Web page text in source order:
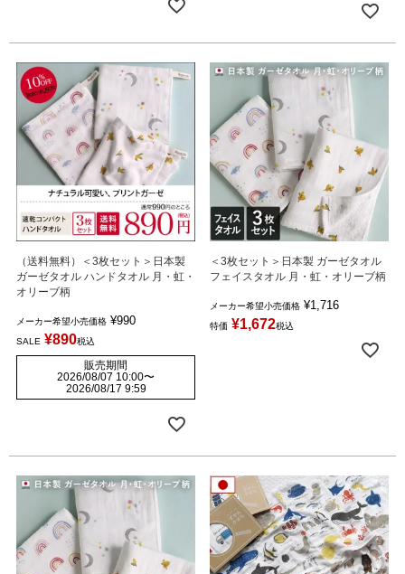
（送料無料）＜3枚セット＞日本製
ガーゼタオル ハンドタオル 月・虹・
オリーブ柄
メーカー希望小売価格 ¥990
SALE ¥890税込
販売期間
2026/08/07 10:00〜
2026/08/17 9:59
＜3枚セット＞日本製 ガーゼタオル
フェイスタオル 月・虹・オリーブ柄
メーカー希望小売価格 ¥1,716
特価 ¥1,672税込